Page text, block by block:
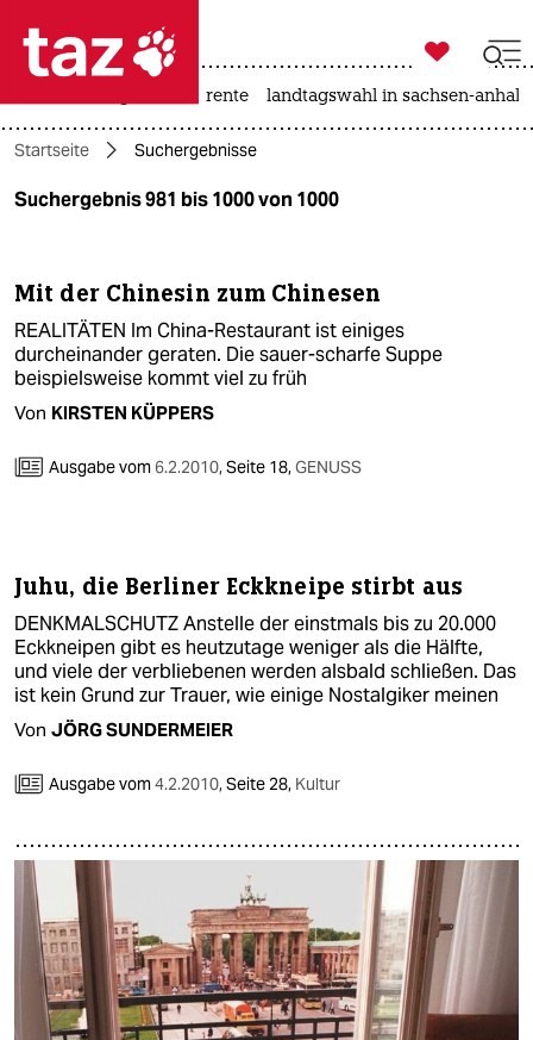
 taz zahl ich
taz zahl ich
themen
öko
gesellschaft
kultur
sport
nord
wahrheit
verlag
verlag
veranstaltungen
fragen & hilfe
unterstützen
abo
genossenschaft

taz zahl ich
rente landtagswahl in sachsen-anhalt
Startseite Suchergebnisse
Suchergebnis 981 bis 1000 von 1000
Mit der Chinesin zum Chinesen
REALITÄTEN Im China-Restaurant ist einiges
durcheinander geraten. Die sauer-scharfe Suppe
beispielsweise kommt viel zu früh
Von KIRSTEN KÜPPERS
Ausgabe vom6.2.2010,Seite 18,GENUSS
Juhu, die Berliner Eckkneipe stirbt aus
DENKMALSCHUTZ Anstelle der einstmals bis zu 20.000
Eckkneipen gibt es heutzutage weniger als die Hälfte,
und viele der verbliebenen werden alsbald schließen. Das
ist kein Grund zur Trauer, wie einige Nostalgiker meinen
Von JÖRG SUNDERMEIER
Ausgabe vom4.2.2010,Seite 28, Kultur